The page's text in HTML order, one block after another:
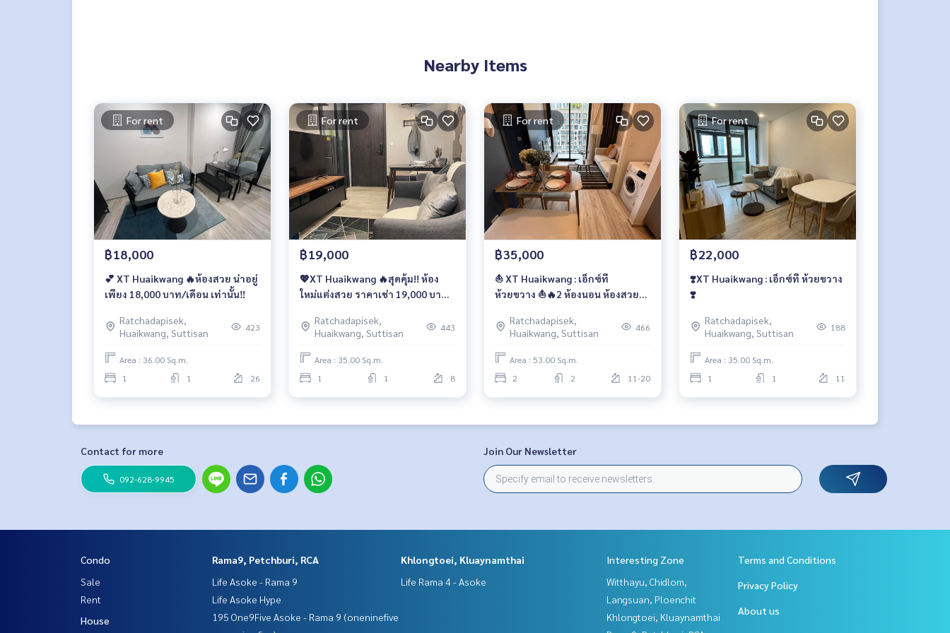
- รถไฟฟ้า MRT ห้วยขวาง : 75 เมตร
- Mansion 7 : 140 ม.
- บุญถาวร รัชดาภิเษก : 1.9 กม.
- Esplanade รัชดาภิเษก : 2.1 กม.
- ตลาดนัดรถไฟรัชดา : 2.1 กม.
- The Street รัชดา : 2.5 กม.
- Big C รัชดาภิเษก : 2.4 กม.
- Central พระราม 9 : 2.8 กม.
- Fortune Town : 2.8 กม.
📱 Contact
Line : @therealproperty
Wechat : TheRealP
WhatsApp :+66 82 269 6289
โทร
Call
082-269-6289Mo for EN/TH
#XTHuaykwang #XT #Sansiri #เอ็กซ์ทีห้วยขวาง #คอนโดให้เช่า #คอนโดให้เช่าราคาถูก #คอนโดให้เช่าพร้อมอยู่ #คอน
Nearby Items
For rent
฿18,000
💕 XT Huaikwang 🔥ห้องสวย น่าอยู่
เพียง 18,000 บาท/เดือน เท่านั้น‼️
Ratchadapisek,
Huaikwang, Suttisan
423
Area : 36.00 Sq.m.
1
1 26
For rent
฿19,000
💖XT Huaikwang 🔥สุดคุ้ม!! ห้อง
ใหม่แต่งสวย ราคาเช่า 19,000 บาท/
Ratchadapisek,
Huaikwang, Suttisan
443
Area : 35.00 Sq.m.
1
1 8
For rent
฿35,000
⛵ XT Huaikwang : เอ็กซ์ที
ห้วยขวาง ⛵🔥2 ห้องนอน ห้องสวย
Ratchadapisek,
Huaikwang, Suttisan
466
Area : 53.00 Sq.m.
2
2 11-20
For rent
฿22,000
❣️XT Huaikwang : เอ็กซ์ที ห้วยขวาง
❣️
Ratchadapisek,
Huaikwang, Suttisan
188
Area : 35.00 Sq.m.
1
1 11
Contact for more
092-628-9945
Join Our Newsletter
Condo
Sale
Rent
House
Rama9, Petchburi, RCA
Life Asoke - Rama 9
Life Asoke Hype
195 One9Five Asoke - Rama 9 (oneninefive
Khlongtoei, Kluaynamthai
Life Rama 4 - Asoke
Interesting Zone
Witthayu, Chidlom,
Langsuan, Ploenchit
Khlongtoei, Kluaynamthai
Terms and Conditions
Privacy Policy
About us